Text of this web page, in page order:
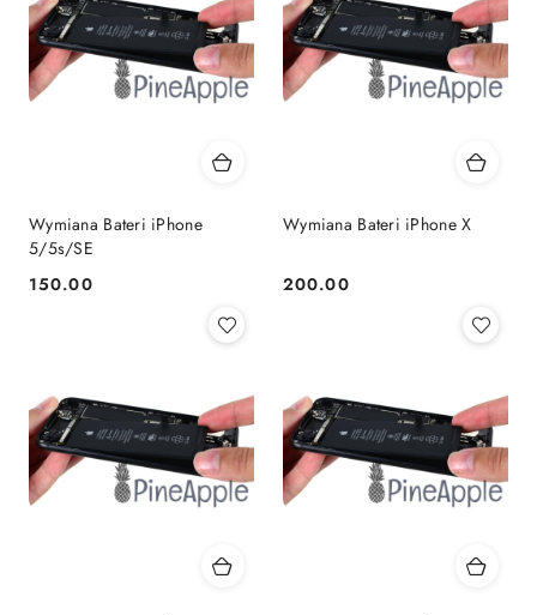
Wymiana Bateri iPhone
5/5s/SE
Cena:
150.00
Wymiana Bateri iPhone X
Cena:
200.00